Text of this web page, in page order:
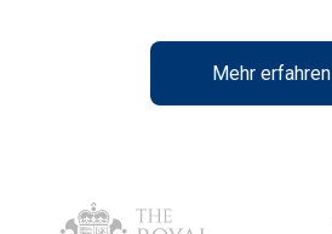
Mehr erfahren